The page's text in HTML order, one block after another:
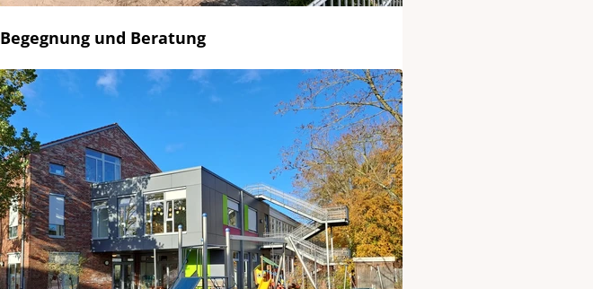
Begegnung und Beratung